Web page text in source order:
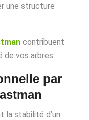
une structure
contribuent
de vos arbres.
par
la stabilité d’un